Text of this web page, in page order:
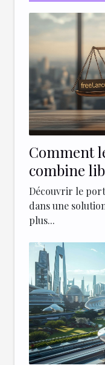
Comment
combine
sécurité du
Découvrir le
dans une
plus...